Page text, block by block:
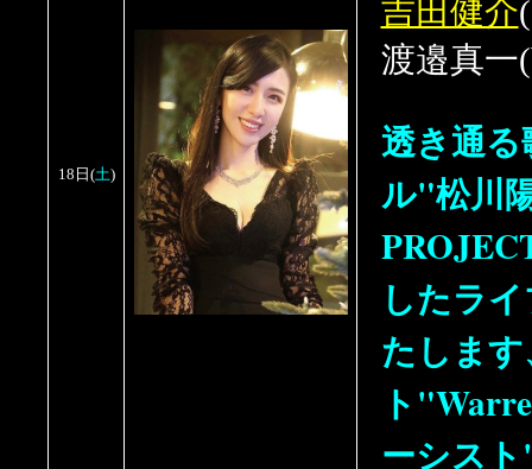
18日 (土)
吉田健介
渡邉真一
透き通
ル"松川
したラ
たしま
ト
ーシス